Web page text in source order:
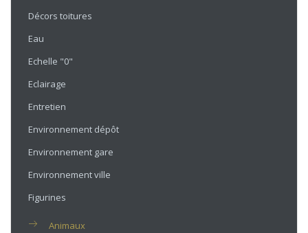
Décors toitures
Eau
Echelle "0"
Eclairage
Entretien
Environnement dépôt
Environnement gare
Environnement ville
Figurines
Animaux